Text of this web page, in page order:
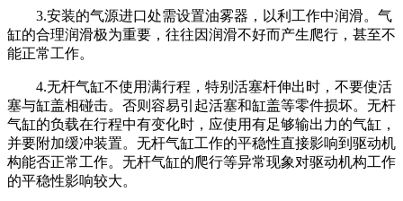
3.安装的气源进口处需设置油雾器，以利工作中润滑。气
缸的合理润滑极为重要，往往因润滑不好而产生爬行，甚至不
能正常工作。
4.无杆气缸不使用满行程，特别活塞杆伸出时，不要使活
塞与缸盖相碰击。否则容易引起活塞和缸盖等零件损坏。无杆
气缸的负载在行程中有变化时，应使用有足够输出力的气缸，
并要附加缓冲装置。无杆气缸工作的平稳性直接影响到驱动机
构能否正常工作。无杆气缸的爬行等异常现象对驱动机构工作
的平稳性影响较大。